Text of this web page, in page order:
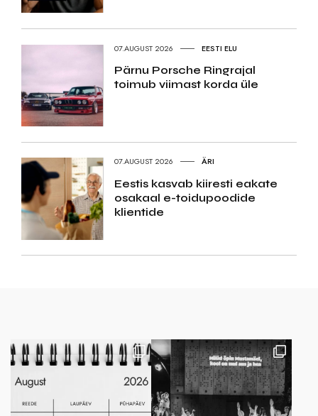
07.AUGUST 2026 EESTI ELU
Pärnu Porsche Ringrajal
toimub viimast korda üle
07.AUGUST 2026 ÄRI
Eestis kasvab kiiresti eakate
osakaal e-toidupoodide
klientide